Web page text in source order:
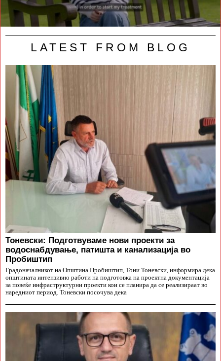
LATEST FROM BLOG
Тоневски: Подготвуваме нови проекти за
водоснабдување, патишта и канализација во
Пробиштип
Градоначалникот на Општина Пробиштип, Тони Тоневски, информира дека
општината интензивно работи на подготовка на проектна документација
за повеќе инфраструктурни проекти кои се планира да се реализираат во
наредниот период. Тоневски посочува дека